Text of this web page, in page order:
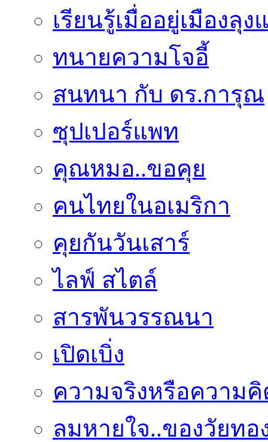
เรียนรู้เมื่ออยู่เมืองลุง
ทนายความโจอี้
สนทนา กับ ดร.การุณ
ซุปเปอร์แพท
คุณหมอ..ขอคุย
คนไทยในอเมริกา
คุยกันวันเสาร์
ไลฟ์ สไตล์
สารพันวรรณนา
เปิดเบิ่ง
ความจริงหรือความ
ลมหายใจ..ของวัยทอ